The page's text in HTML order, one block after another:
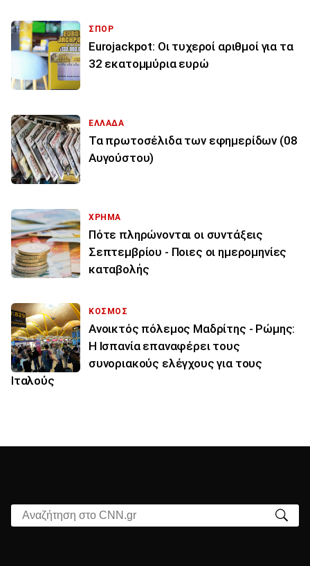
ΣΠΟΡ
Eurojackpot: Οι τυχεροί αριθμοί για τα
32 εκατoμμύρια ευρώ
ΕΛΛΑΔΑ
Τα πρωτοσέλιδα των εφημερίδων (08
Αυγούστου)
ΧΡΗΜΑ
Πότε πληρώνονται οι συντάξεις
Σεπτεμβρίου - Ποιες οι ημερομηνίες
καταβολής
ΚΟΣΜΟΣ
Ανοικτός πόλεμος Μαδρίτης - Ρώμης:
Η Ισπανία επαναφέρει τους
συνοριακούς ελέγχους για τους
Ιταλούς
Αναζήτηση στο CNN.gr